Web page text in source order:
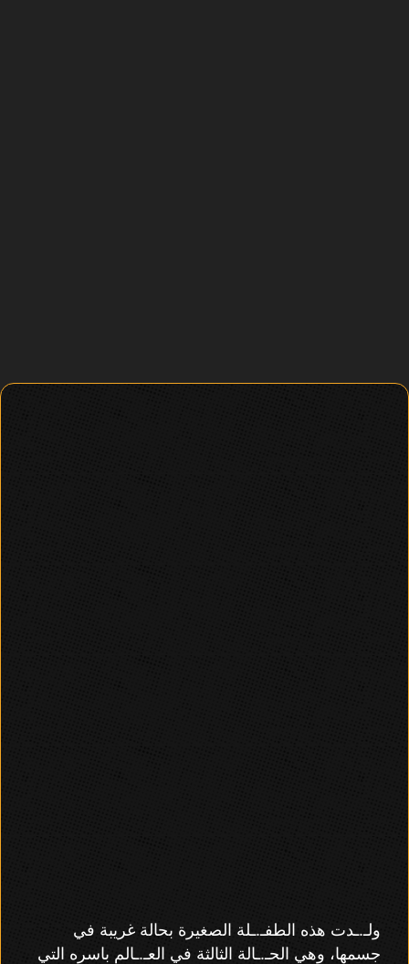
ولـ.ـدت هذه الطفـ.ـلة الصغيرة بحالة غريبة في
جسمها، وهي الحـ.ـالة الثالثة في العـ.ـالم باسره التي